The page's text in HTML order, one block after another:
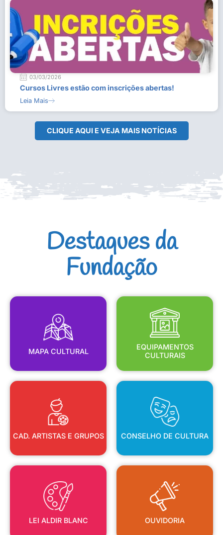
03/03/2026
Cursos Livres estão com inscrições abertas!
Leia Mais
CLIQUE AQUI E VEJA MAIS NOTÍCIAS
Destaques da
Fundação
MAPA CULTURAL
MAPA CULTURAL
EQUIPAMENTOS
CULTURAIS
EQUIPAMENTOS
CULTURAIS
CAD. ARTISTAS E GRUPOS
CAD. ARTISTAS E GRUPOS
CONSELHO DE CULTURA
CONSELHO DE CULTURA
LEI ALDIR BLANC
LEI ALDIR BLANC
OUVIDORIA
OUVIDORIA